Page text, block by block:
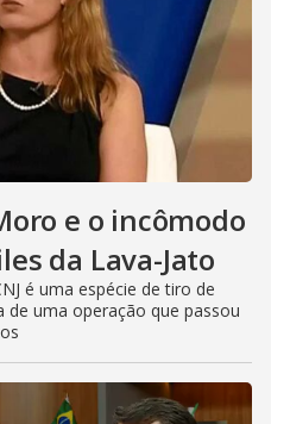
e o incômodo
da Lava-Jato
é uma espécie de tiro de
de uma operação que passou